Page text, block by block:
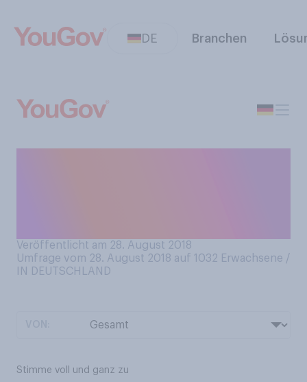
DE Branchen
Veröffentlicht am 28. August 2018
Umfrage vom 28. August 2018 auf 1032 Erwachsene /
IN DEUTSCHLAND
Stimme voll und ganz zu